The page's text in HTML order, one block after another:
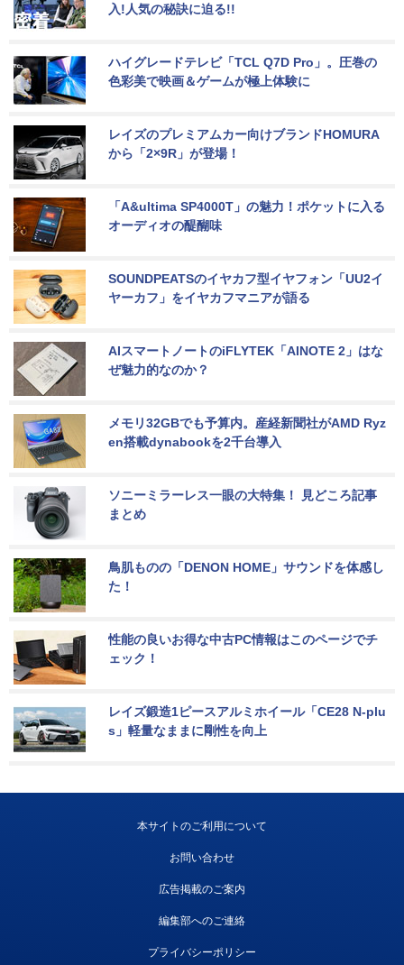
入!人気の秘訣に迫る!!
ハイグレードテレビ「TCL Q7D Pro」。圧巻の
色彩美で映画＆ゲームが極上体験に
レイズのプレミアムカー向けブランドHOMURA
から「2×9R」が登場！
「A&ultima SP4000T」の魅力！ポケットに入る
オーディオの醍醐味
SOUNDPEATSのイヤカフ型イヤフォン「UU2イ
ヤーカフ」をイヤカフマニアが語る
AIスマートノートのiFLYTEK「AINOTE 2」はな
ぜ魅力的なのか？
メモリ32GBでも予算内。産経新聞社がAMD Ryz
en搭載dynabookを2千台導入
ソニーミラーレス一眼の大特集！ 見どころ記事
まとめ
鳥肌ものの「DENON HOME」サウンドを体感し
た！
性能の良いお得な中古PC情報はこのページでチ
ェック！
レイズ鍛造1ピースアルミホイール「CE28 N-plu
s」軽量なままに剛性を向上
本サイトのご利用について
お問い合わせ
広告掲載のご案内
編集部へのご連絡
プライバシーポリシー